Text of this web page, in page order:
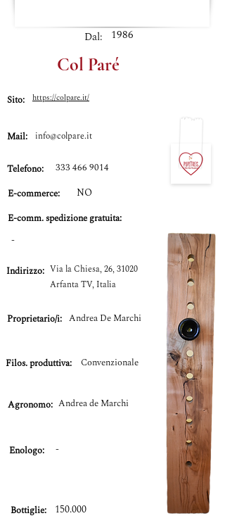
Dal: 1986
Col Paré
Sito: https://colpare.it/
Mail: info@colpare.it
Telefono:
333 466 9014
E-commerce:
NO
E-comm.spedizione gratuita:
-
Andrea De Marchi
Proprietario/i:
Indirizzo: Via la Chiesa, 26, 31020
Arfanta TV, Italia
Filos. produttiva: Convenzionale
Agronomo: Andrea de Marchi
Enologo: -
Bottiglie: 150.000